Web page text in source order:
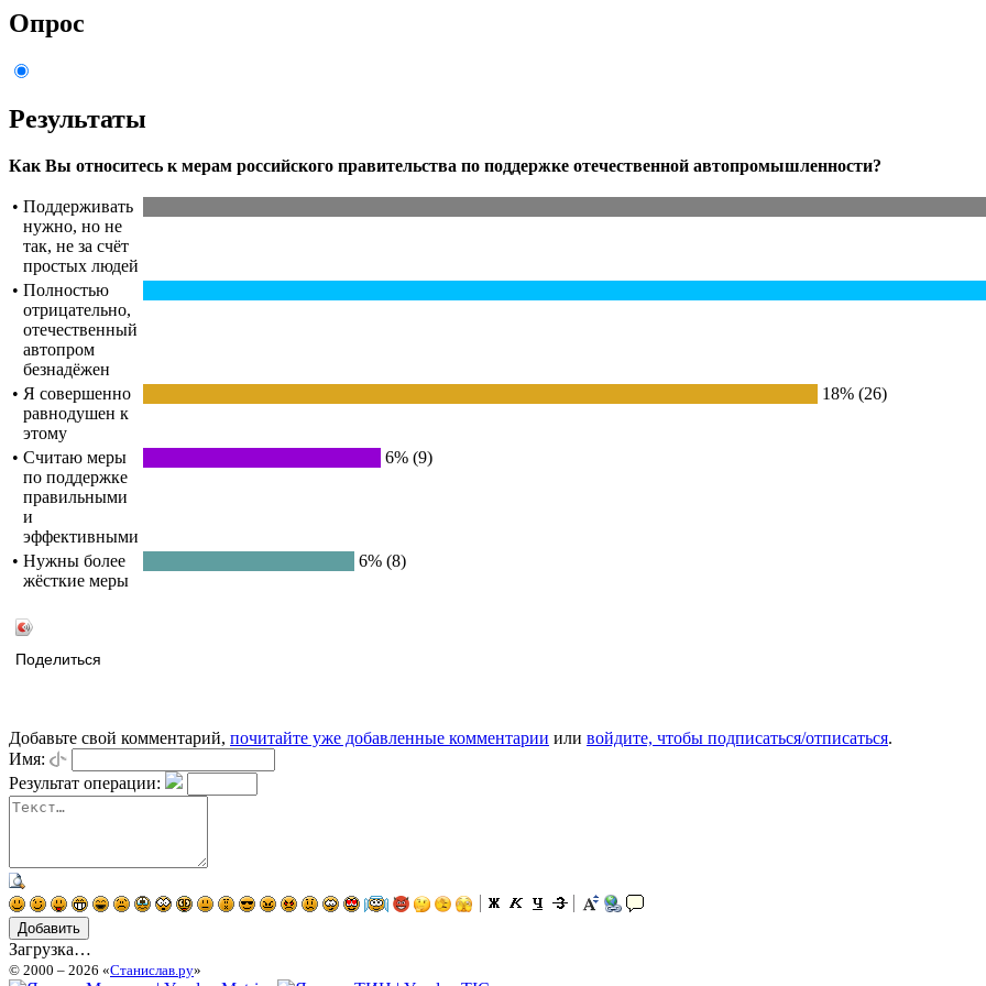
Опрос
Результаты
Как Вы относитесь к мерам российского правительства по поддержке отечественной автопромышленности?
• Поддерживать
нужно, но не
так, не за счёт
простых людей
• Полностью
отрицательно,
отечественный
автопром
безнадёжен
• Я совершенно
равнодушен к
этому
18% (26)
• Считаю меры
по поддержке
правильными
и
эффективными
6% (9)
• Нужны более
жёсткие меры
6% (8)
Поделиться
Добавьте свой комментарий, почитайте уже добавленные комментарии или войдите, чтобы подписаться/отписаться.
Имя:
Результат операции:
Загрузка…
© 2000 – 2026 «Станислав.ру»